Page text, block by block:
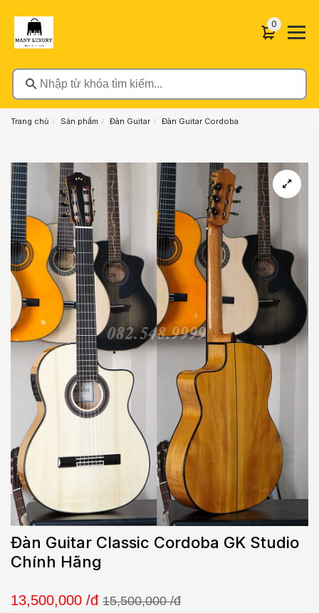
Nhập từ khóa tìm kiếm...
00 sản
Trang chủ Sản phẩm Đàn Guitar Đàn Guitar Cordoba
Đàn Guitar Classic Cordoba GK Studio
Chính Hãng
13,500,000 /đ 15,500,000 /đ